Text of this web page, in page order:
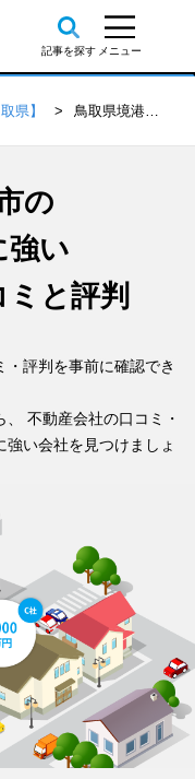
県】 鳥取県境港市の不動産会社 口コミ・評判一覧
の
強い
と評判
・評判を事前に確認でき
不動産会社の口コミ・
い会社を見つけましょ